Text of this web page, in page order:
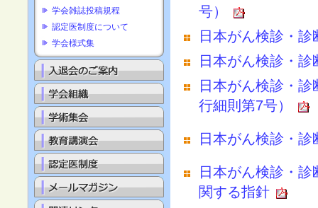
学会雑誌投稿規程
認定医制度について
学会様式集
号）
日本がん検診・
日本がん検診・
日本がん検診・
行細則第7号）
日本がん検診・
日本がん検診・
関する指針